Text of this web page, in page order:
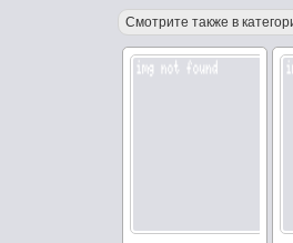
Смотрите также в